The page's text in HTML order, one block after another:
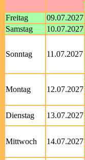
Freitag
09.07.2027
Samstag
10.07.2027
Sonntag 11.07.2027
Montag 12.07.2027
Dienstag
13.07.2027
Mittwoch 14.07.2027